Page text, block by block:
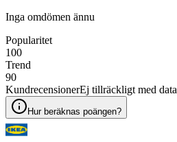
Inga omdömen ännu
Popularitet
100
Trend
90
KundrecensionerEj tillräckligt med data
Hur beräknas poängen?